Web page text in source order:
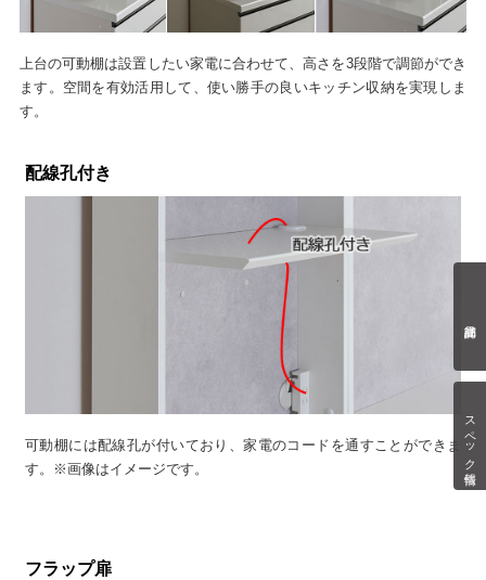
スペック情報
上台の可動棚は設置したい家電に合わせて、高さを3段階で調節ができ
ます。空間を有効活用して、使い勝手の良いキッチン収納を実現しま
す。
配線孔付き
可動棚には配線孔が付いており、家電のコードを通すことができま
す。※画像はイメージです。
フラップ扉